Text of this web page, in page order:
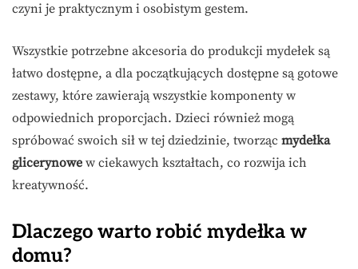
czyni je praktycznym i osobistym gestem.
Wszystkie potrzebne akcesoria do produkcji mydełek są
łatwo dostępne, a dla początkujących dostępne są gotowe
zestawy, które zawierają wszystkie komponenty w
odpowiednich proporcjach. Dzieci również mogą
spróbować swoich sił w tej dziedzinie, tworząc mydełka
glicerynowe w ciekawych kształtach, co rozwija ich
kreatywność.
Dlaczego warto robić mydełka w
domu?